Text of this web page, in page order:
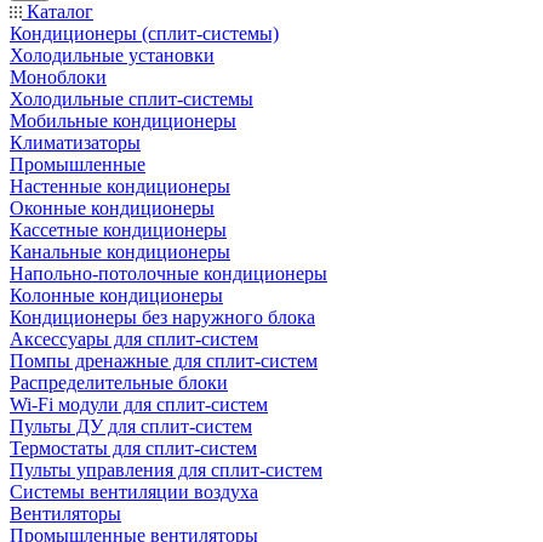
Каталог
Кондиционеры (сплит-системы)
Холодильные установки
Моноблоки
Холодильные сплит-системы
Мобильные кондиционеры
Климатизаторы
Промышленные
Настенные кондиционеры
Оконные кондиционеры
Кассетные кондиционеры
Канальные кондиционеры
Напольно-потолочные кондиционеры
Колонные кондиционеры
Кондиционеры без наружного блока
Аксессуары для сплит-систем
Помпы дренажные для сплит-систем
Распределительные блоки
Wi-Fi модули для сплит-систем
Пульты ДУ для сплит-систем
Термостаты для сплит-систем
Пульты управления для сплит-систем
Системы вентиляции воздуха
Вентиляторы
Промышленные вентиляторы